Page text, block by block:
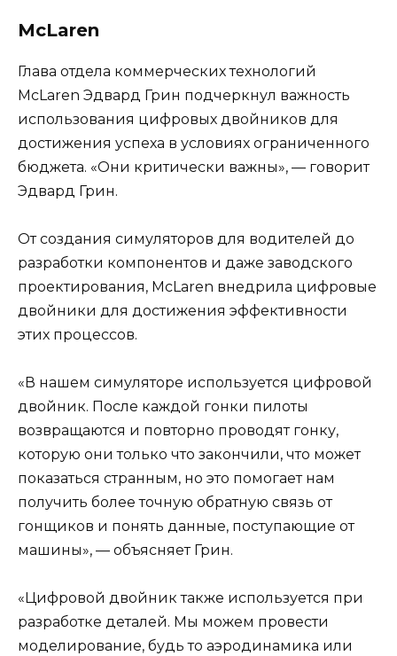
McLaren
Глава отдела коммерческих технологий
McLaren Эдвард Грин подчеркнул важность
использования цифровых двойников для
достижения успеха в условиях ограниченного
бюджета. «Они критически важны», — говорит
Эдвард Грин.
От создания симуляторов для водителей до
разработки компонентов и даже заводского
проектирования, McLaren внедрила цифровые
двойники для достижения эффективности
этих процессов.
«В нашем симуляторе используется цифровой
двойник. После каждой гонки пилоты
возвращаются и повторно проводят гонку,
которую они только что закончили, что может
показаться странным, но это помогает нам
получить более точную обратную связь от
гонщиков и понять данные, поступающие от
машины», — объясняет Грин.
«Цифровой двойник также используется при
разработке деталей. Мы можем провести
моделирование, будь то аэродинамика или